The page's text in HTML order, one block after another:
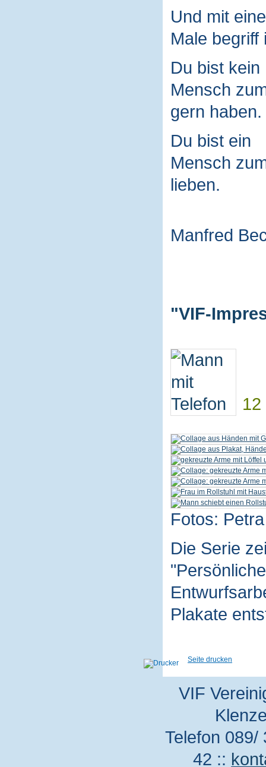
Und mit
Male begriff
Du bist kein
Mensch
gern haben.
Du bist ein
Mensch
lieben.
Manfred
"VIF-
12
Fotos:
Die Serie
Plakate
Seite drucken
VIF
Telefon
42 ::